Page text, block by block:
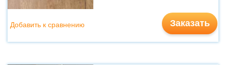
Заказать
Добавить к сравнению